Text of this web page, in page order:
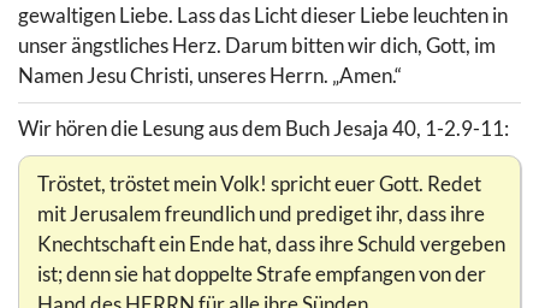
gewaltigen Liebe. Lass das Licht dieser Liebe leuchten in
unser ängstliches Herz. Darum bitten wir dich, Gott, im
Namen Jesu Christi, unseres Herrn. „Amen.“
Wir hören die Lesung aus dem Buch Jesaja 40, 1-2.9-11:
Tröstet, tröstet mein Volk! spricht euer Gott. Redet
mit Jerusalem freundlich und prediget ihr, dass ihre
Knechtschaft ein Ende hat, dass ihre Schuld vergeben
ist; denn sie hat doppelte Strafe empfangen von der